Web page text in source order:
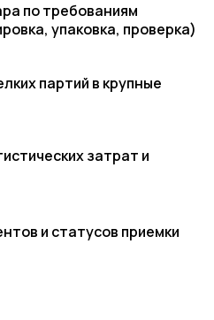
по требованиям
упаковка, проверка)
партий в крупные
затрат и
и статусов приемки